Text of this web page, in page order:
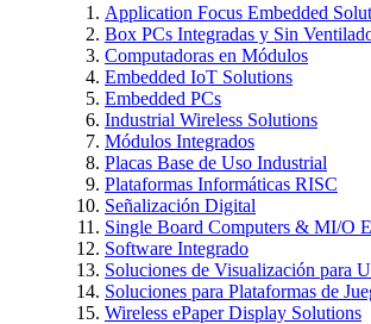
Application Focus Embedded
Box PCs Integradas y Sin
Computadoras en Módulos
Embedded IoT Solutions
Embedded PCs
Industrial Wireless Solutions
Módulos Integrados
Placas Base de Uso Industrial
Plataformas Informáticas RISC
Señalización Digital
Single Board Computers & MI/O
Software Integrado
Soluciones de Visualización para
Soluciones para Plataformas de
Wireless ePaper Display Solutions